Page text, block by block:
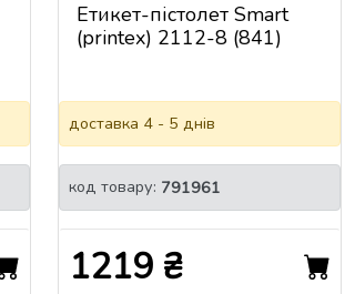
Етикет-пістолет Smart
(printex) 2112-8 (841)
доставка 4 - 5 днів
код товару: 791961
1219 ₴